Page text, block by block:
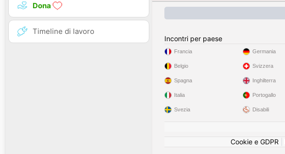
Dona
Timeline di lavoro
Incontri per paese
Francia
Belgio
Spagna
Italia
Svezia
Germania
Svizzera
Inghilterra
Portogallo
Disabili
Cookie e GDPR